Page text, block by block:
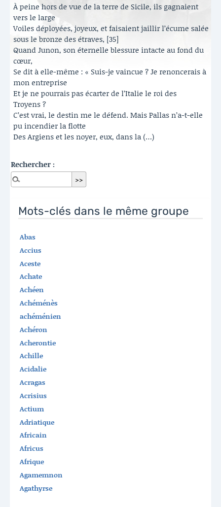
À peine hors de vue de la terre de Sicile, ils gagnaient
vers le large
Voiles déployées, joyeux, et faisaient jaillir l’écume salée
sous le bronze des étraves, [35]
Quand Junon, son éternelle blessure intacte au fond du
cœur,
Se dit à elle-même : « Suis-je vaincue ? Je renoncerais à
mon entreprise
Et je ne pourrais pas écarter de l’Italie le roi des
Troyens ?
C’est vrai, le destin me le défend. Mais Pallas n’a-t-elle
pu incendier la flotte
Des Argiens et les noyer, eux, dans la (…)
Rechercher :
Mots-clés dans le même groupe
Abas
Accius
Aceste
Achate
Achéen
Achéménès
achéménien
Achéron
Acherontie
Achille
Acidalie
Acragas
Acrisius
Actium
Adriatique
Africain
Africus
Afrique
Agamemnon
Agathyrse